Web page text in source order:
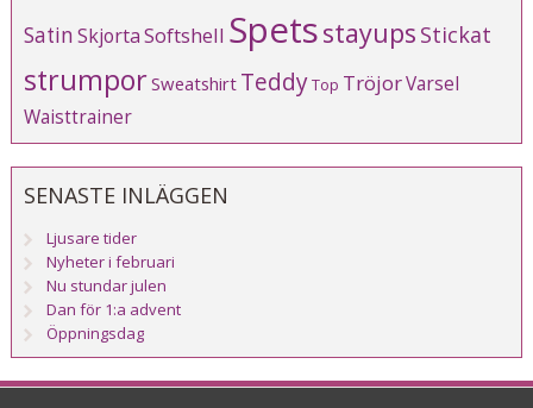
SatinSkjortaSoftshell Spetsstayups Stickat
strumporSweatshirt TeddyTop TröjorVarsel
Waisttrainer
SENASTE INLÄGGEN
Ljusare tider
Nyheter i februari
Nu stundar julen
Dan för 1:a advent
Öppningsdag